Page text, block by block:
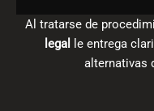
Al tratarse de
legal
le entrega
alternativas